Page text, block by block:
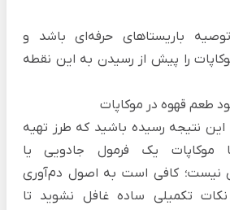
توصیه باریستاهای حرفه‌ایباشد و
را پیش از رسیدن به این نقطه
طعم قهوه در موکاپات
این نتیجه رسیده باشید که طرز تهیه
یک فرمول جادویی یا
نیست؛ کافی است به اصول دم‌آوری
نکات تکمیلی ساده غافل نشوید تا